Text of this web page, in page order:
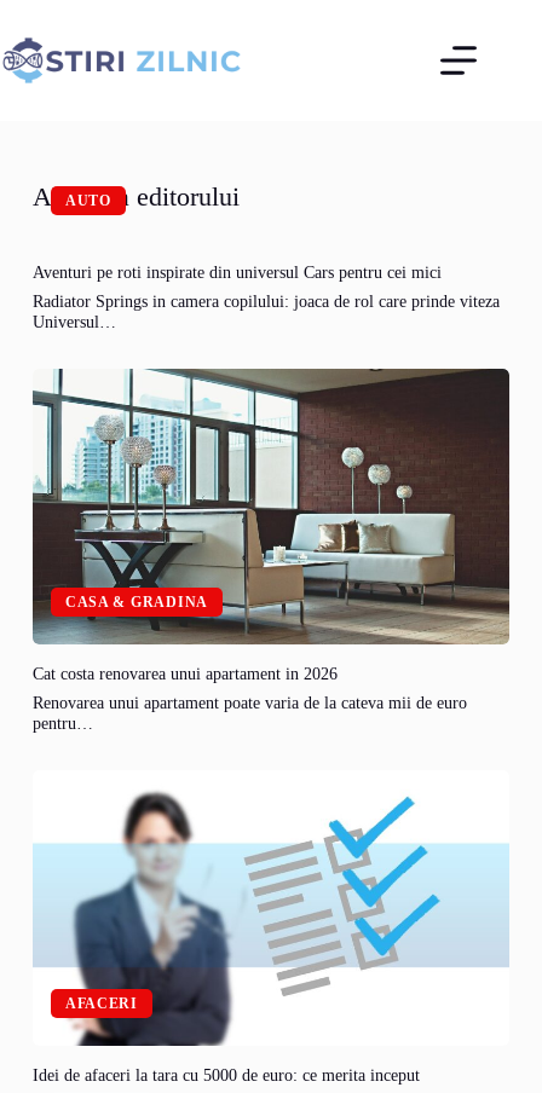
conținut
Alegerea editorului
AUTO
Aventuri pe roti inspirate din universul Cars pentru cei mici
Radiator Springs in camera copilului: joaca de rol care prinde viteza
Universul…
CASA & GRADINA
Cat costa renovarea unui apartament in 2026
Renovarea unui apartament poate varia de la cateva mii de euro
pentru…
AFACERI
Idei de afaceri la tara cu 5000 de euro: ce merita inceput